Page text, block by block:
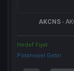
AKCNS-
Hedef Fiyat
Potansiyel Getiri